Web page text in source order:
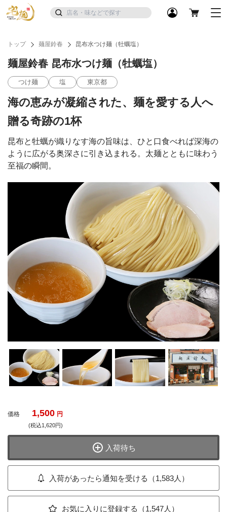
トップ 麺屋鈴春 昆布水つけ麺（牡蠣塩）
麺屋鈴春 昆布水つけ麺（牡蠣塩）
つけ麺 塩 東京都
海の恵みが凝縮された、麺を愛する人へ
贈る奇跡の1杯
昆布と牡蠣が織りなす海の旨味は、ひと口食べれば深海の
ように広がる奥深さに引き込まれる。太麺とともに味わう
至福の瞬間。
価格 1,500 円
(税込1,620円)
入荷待ち
入荷があったら通知を受ける（1,583人）
お気に入りに登録する（1,547人）